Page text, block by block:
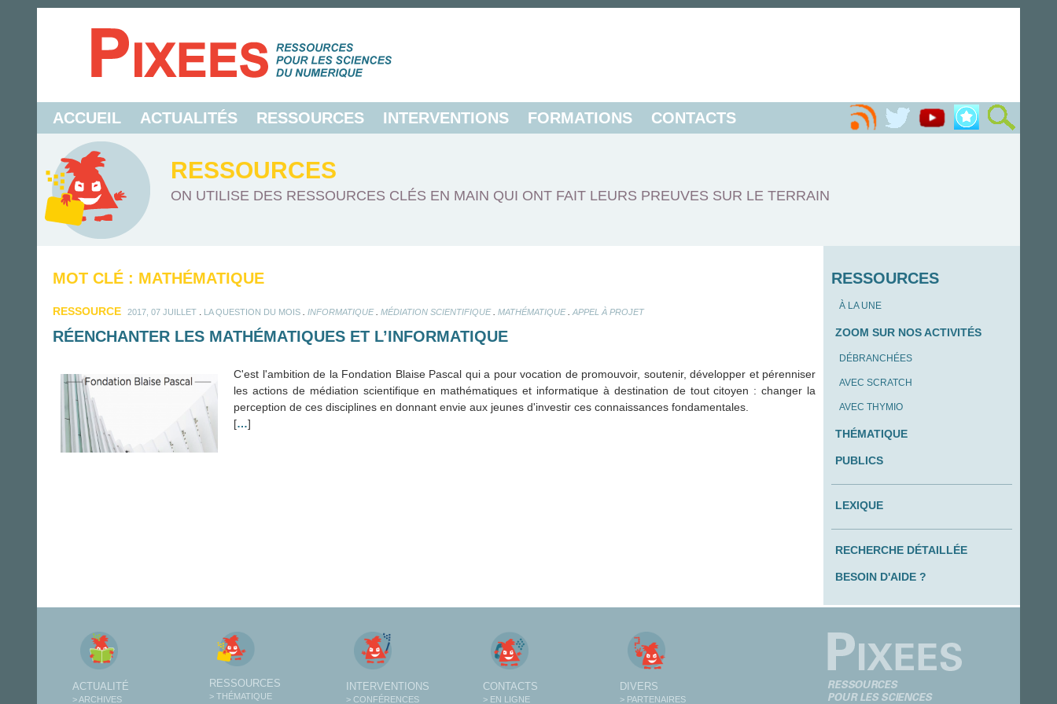
ACCUEIL ACTUALITÉS RESSOURCES INTERVENTIONS FORMATIONS CONTACTS
RESSOURCES
ON UTILISE DES RESSOURCES CLÉS EN MAIN QUI ONT FAIT LEURS PREUVES SUR LE TERRAIN
MOT CLÉ : MATHÉMATIQUE
RESSOURCE 2017, 07 JUILLET LA QUESTION DU MOIS INFORMATIQUE. MÉDIATION SCIENTIFIQUE. MATHÉMATIQUE. APPEL À PROJET
RÉENCHANTER LES MATHÉMATIQUES ET L’INFORMATIQUE
C'est l'ambition de la Fondation Blaise Pascal qui a pour vocation de promouvoir, soutenir, développer et pérenniser
les actions de médiation scientifique en mathématiques et informatique à destination de tout citoyen : changer la
perception de ces disciplines en donnant envie aux jeunes d'investir ces connaissances fondamentales.
[…]
RESSOURCES
À LA UNE
ZOOM SUR NOS ACTIVITÉS
DÉBRANCHÉES
AVEC SCRATCH
AVEC THYMIO
THÉMATIQUE
PUBLICS
LEXIQUE
RECHERCHE DÉTAILLÉE
BESOIN D'AIDE ?
ACTUALITÉ
> ARCHIVES
RESSOURCES
> THÉMATIQUE
INTERVENTIONS
> CONFÉRENCES
CONTACTS
> EN LIGNE
DIVERS
> PARTENAIRES